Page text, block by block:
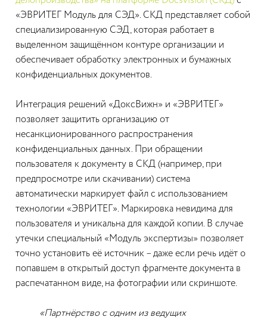
«ЭВРИТЕГ Модуль для СЭД». СКД представляет собой
специализированную СЭД, которая работает в
выделенном защищённом контуре организации и
обеспечивает обработку электронных и бумажных
конфиденциальных документов.
Интеграция решений «ДоксВижн» и «ЭВРИТЕГ»
позволяет защитить организацию от
несанкционированного распространения
конфиденциальных данных. При обращении
пользователя к документу в СКД (например, при
предпросмотре или скачивании) система
автоматически маркирует файл с использованием
технологии «ЭВРИТЕГ». Маркировка невидима для
пользователя и уникальна для каждой копии. В случае
утечки специальный «Модуль экспертизы» позволяет
точно установить её источник – даже если речь идёт о
попавшем в открытый доступ фрагменте документа в
распечатанном виде, на фотографии или скриншоте.
«Партнёрство с одним из ведущих